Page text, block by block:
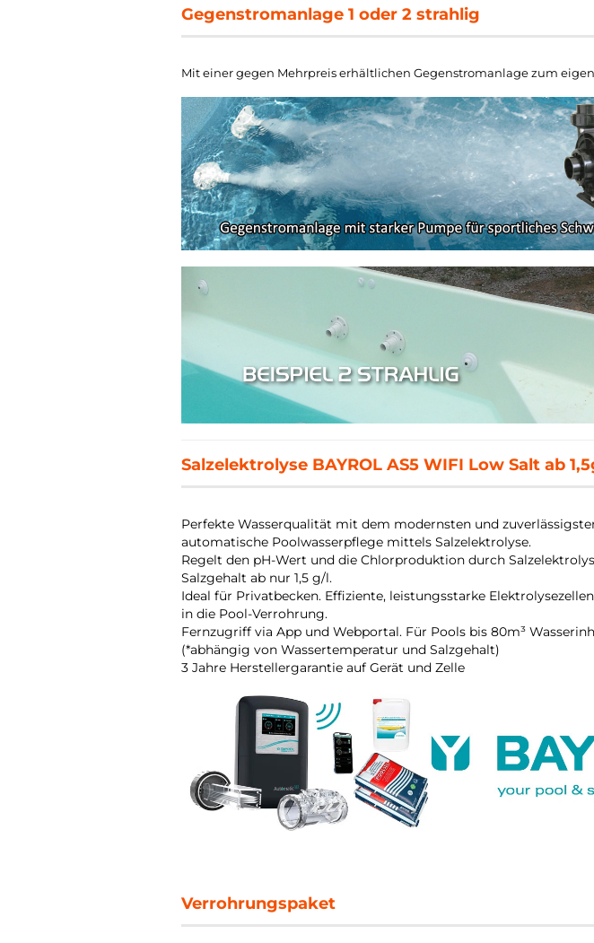
Gegenstromanlage 1 oder 2 strahlig
Mit einer gegen Mehrpreis erhältlichen Gegenstromanlage zum
Salzelektrolyse BAYROL AS5 WIFI Low Salt ab
Perfekte Wasserqualität mit dem modernsten und
automatische Poolwasserpflege mittels Salzelektrolyse.
Regelt den pH-Wert und die Chlorproduktion durch
Salzgehalt ab nur 1,5 g/l.
Ideal für Privatbecken. Effiziente, leistungsstarke
in die Pool-Verrohrung.
Fernzugriff via App und Webportal. Für Pools bis 80m³
(*abhängig von Wassertemperatur und Salzgehalt)
3 Jahre Herstellergarantie auf Gerät und Zelle
Verrohrungspaket